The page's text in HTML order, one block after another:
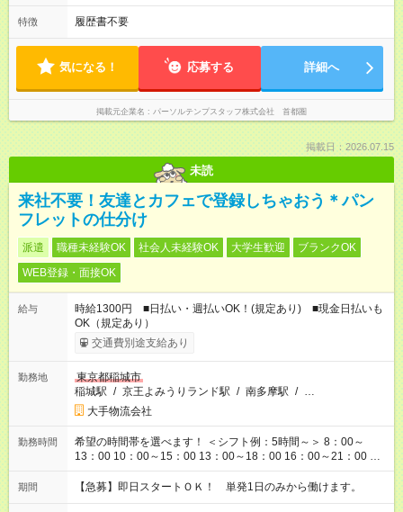
特徴 履歴書不要
気になる！ 応募する 詳細へ
掲載元企業名 パーソルテンプスタッフ株式会社 首都圏
掲載日：2026.07.15
未読
来社不要！友達とカフェで登録しちゃおう＊パン
フレットの仕分け
派遣 職種未経験OK 社会人未経験OK 大学生歓迎
ブランクOK
WEB登録・面接OK
給与
時給1300円 ■日払い・週払いOK！(規定あり) ■現金日払いも
OK（規定あり）
交通費別途支給あり
勤務地
東京都稲城市
稲城駅 / 京王よみうりランド駅 / 南多摩駅 / …
大手物流会社
勤務時間
希望の時間帯を選べます！ ＜シフト例：5時間～＞ 8：00～
13：00 10：00～15：00 13：00～18：00 16：00～21：00 ＜
シフト例：8時間～＞ ・10：00～19：00 ・13：00～22：00 ・
22：00～翌6：00 など！是非ご希望をお聞かせください！
期間 【急募】即日スタートＯＫ！ 単発1日のみから働けます。